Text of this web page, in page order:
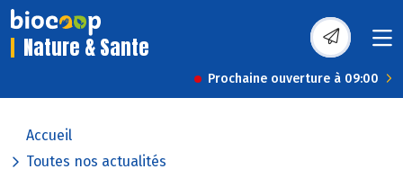
Nature & Sante
Prochaine ouverture à 09:00
Accueil
Toutes nos actualités